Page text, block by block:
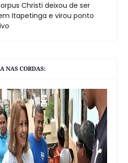
Christi deixou de ser
Itapetinga e virou ponto
NAS CORDAS: